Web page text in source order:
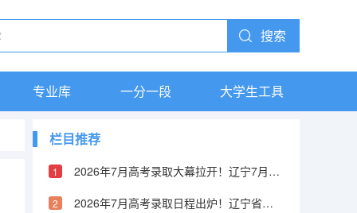
搜索
专业库 一分一段 大学生工具
栏目推荐
2026年7月高考录取大幕拉开！辽宁7月7日正式开录，多省录取日程公布
2026年7月高考录取日程出炉！辽宁省公布各批次详细录取安排，本科批7月24日可查结果